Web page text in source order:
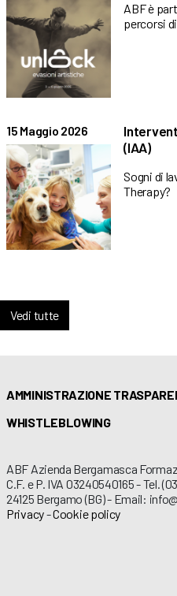
ABF è
percorsi
15 Maggio 2026
(IAA)
Sogni di
Therapy?
Vedi tutte
AMMINISTRAZIONE
WHISTLEBLOWING
ABF Azienda Bergamasca
C.F. e P. IVA 03240540165 - Tel.
24125 Bergamo (BG) - Email:
Privacy-Cookie policy